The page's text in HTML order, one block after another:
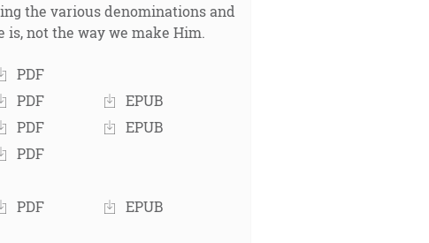
the various denominations and
not the way we make Him.
PDF
PDF
EPUB
PDF
EPUB
PDF
PDF
EPUB